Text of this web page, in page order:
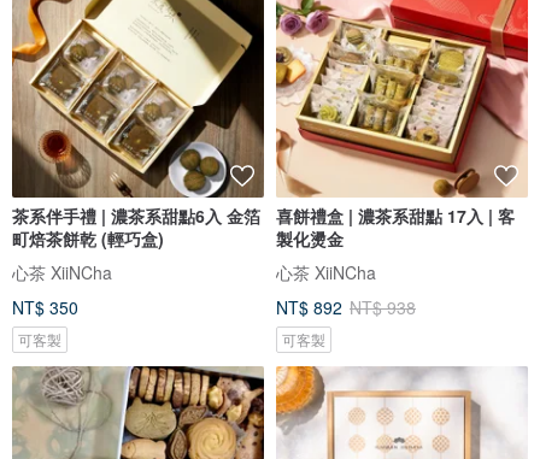
茶系伴手禮 | 濃茶系甜點6入 金箔
町焙茶餅乾 (輕巧盒)
心茶 XiiNCha
NT$ 350
可客製
喜餅禮盒 | 濃茶系甜點 17入 | 客
製化燙金
心茶 XiiNCha
NT$ 892 NT$ 938
可客製